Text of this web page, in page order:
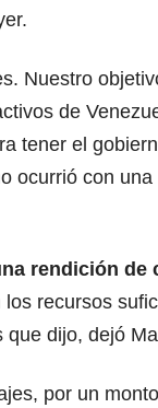
Nuestro
de
tener el
ocurrió con
rendición de
recursos
dijo, dejó
por un